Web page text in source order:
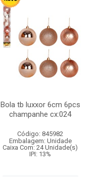
Bola tb luxxor 6cm 6pcs
champanhe cx:024
Código: 845982
Embalagem: Unidade
Caixa Com: 24 Unidade(s)
IPI: 13%